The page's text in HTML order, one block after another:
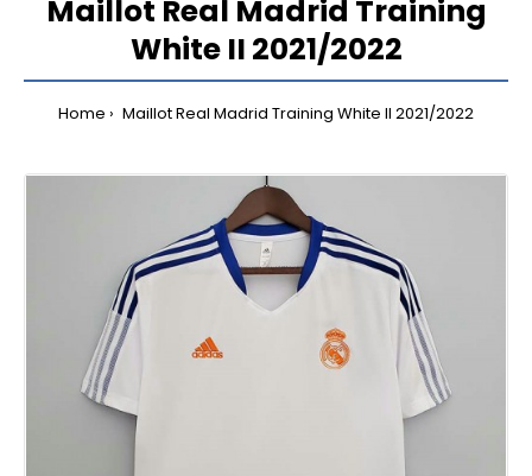
Maillot Real Madrid Training
White II 2021/2022
Home Maillot Real Madrid Training White II 2021/2022